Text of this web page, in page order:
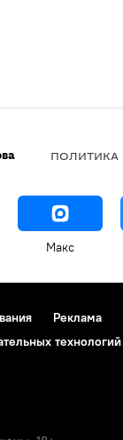
ПОЛИТИКА
Макс
Реклама
технологий